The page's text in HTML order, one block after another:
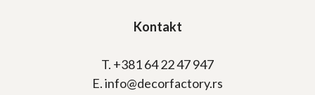
Kontakt
T. +381 64 22 47 947
E. info@decorfactory.rs